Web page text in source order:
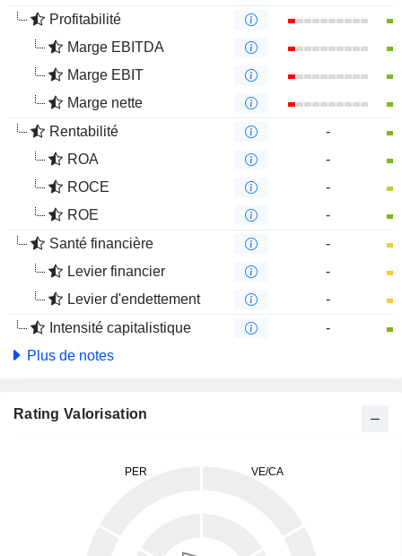
Profitabilité
Marge EBITDA
Marge EBIT
Marge nette
Rentabilité
-
ROA
-
ROCE
-
ROE
-
Santé financière
-
Levier financier
-
Levier d'endettement
-
Intensité capitalistique
-
Plus de notes
Rating Valorisation